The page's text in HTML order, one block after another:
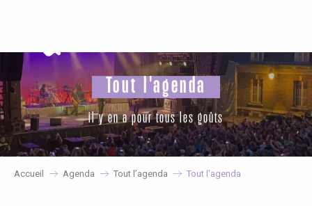
principal
Tout l'agenda
il y en a pour tous les goûts
Accueil Agenda Tout l’agenda Tout l’agenda